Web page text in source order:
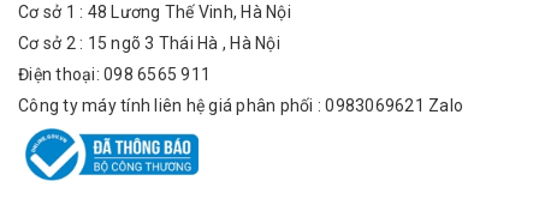
Cơ sở 1 : 48 Lương Thế Vinh, Hà Nội
Cơ sở 2 : 15 ngõ 3 Thái Hà , Hà Nội
Điện thoại: 098 6565 911
Công ty máy tính liên hệ giá phân phối : 0983069621 Zalo